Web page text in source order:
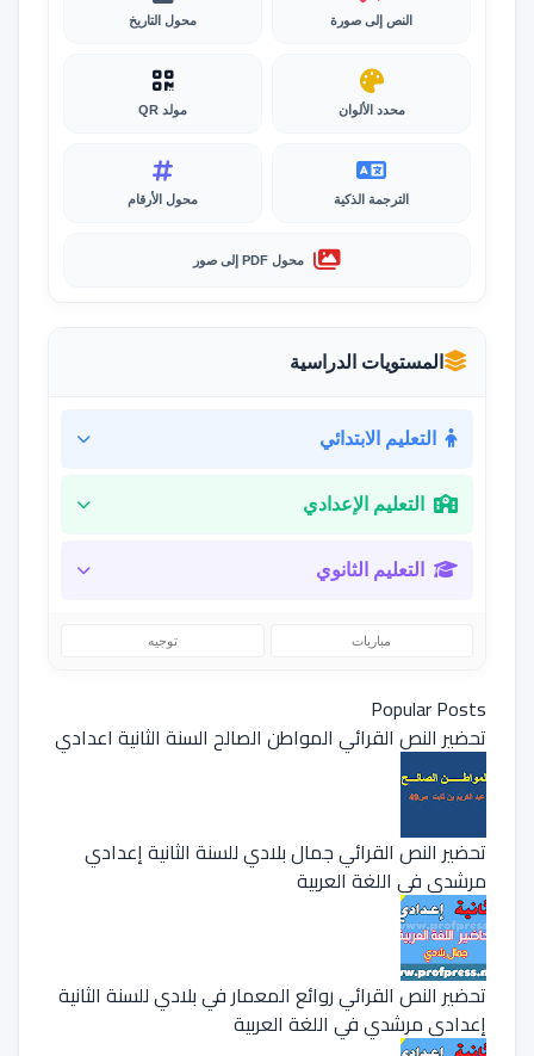
النص إلى صورة محول التاريخ
محدد الألوان مولد QR
الترجمة الذكية محول الأرقام
محول PDF إلى صور
المستويات الدراسية
التعليم الابتدائي
التعليم الإعدادي
التعليم الثانوي
مباريات توجيه
Popular Posts
تحضير النص القرائي المواطن الصالح السنة الثانية اعدادي
تحضير النص القرائي جمال بلادي للسنة الثانية إعدادي
مرشدي في اللغة العربية
تحضير النص القرائي روائع المعمار في بلادي للسنة الثانية
إعدادي مرشدي في اللغة العربية